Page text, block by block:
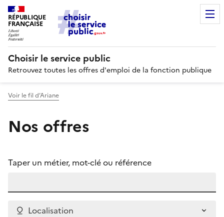
RÉPUBLIQUE
FRANÇAISE
Choisir le service public
Retrouvez toutes les offres d'emploi de la fonction publique
Voir le fil d’Ariane
Nos offres
Taper un métier, mot-clé ou référence
Localisation